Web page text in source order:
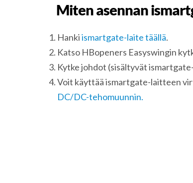
Miten asennan
Hankiismartgate-laite täällä.
Katso HBopeners Easyswingin
Kytke johdot (sisältyvät
Voit käyttää ismartgate-laitteen
DC/DC-tehomuunnin.